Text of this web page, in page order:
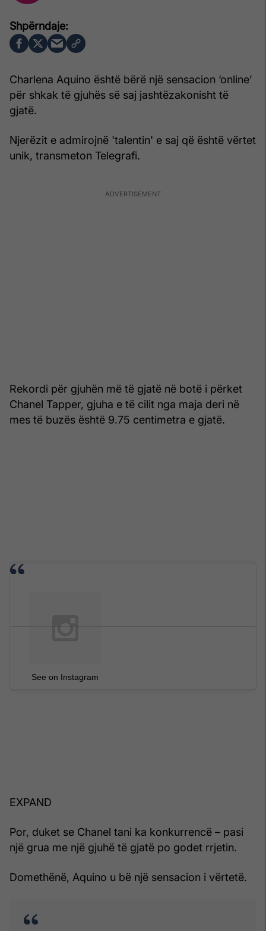
Charlena Aquino është bërë një sensacion ‘online’
për shkak të gjuhës së saj jashtëzakonisht të
gjatë.
Njerëzit e admirojnë 'talentin' e saj që është vërtet
unik, transmeton Telegrafi.
Rekordi për gjuhën më të gjatë në botë i përket
Chanel Tapper, gjuha e të cilit nga maja deri në
mes të buzës është 9.75 centimetra e gjatë.
See on Instagram
EXPAND
Por, duket se Chanel tani ka konkurrencë – pasi
një grua me një gjuhë të gjatë po godet rrjetin.
Domethënë, Aquino u bë një sensacion i vërtetë.